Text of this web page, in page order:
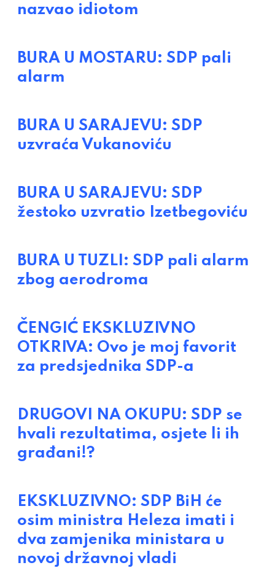
nazvao idiotom
BURA U MOSTARU: SDP pali
alarm
BURA U SARAJEVU: SDP
uzvraća Vukanoviću
BURA U SARAJEVU: SDP
žestoko uzvratio Izetbegoviću
BURA U TUZLI: SDP pali alarm
zbog aerodroma
ČENGIĆ EKSKLUZIVNO
OTKRIVA: Ovo je moj favorit
za predsjednika SDP-a
DRUGOVI NA OKUPU: SDP se
hvali rezultatima, osjete li ih
građani!?
EKSKLUZIVNO: SDP BiH će
osim ministra Heleza imati i
dva zamjenika ministara u
novoj državnoj vladi